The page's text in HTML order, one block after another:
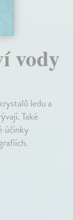
vody
ledu a
Také
účinky